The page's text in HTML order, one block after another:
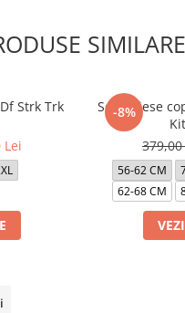
SIMILARE
Strk Trk
Lei
-8%
Set 3 Piese
56-62 CM
62-68 CM